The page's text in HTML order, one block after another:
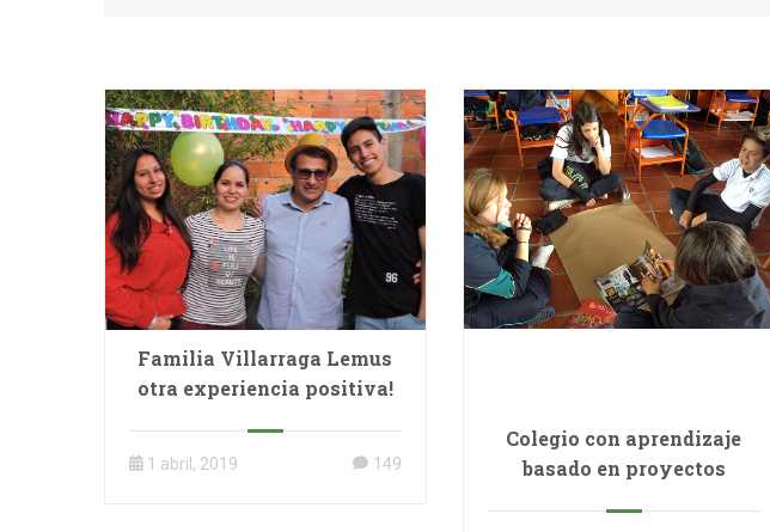
Familia Villarraga Lemus
otra experiencia positiva!
1 abril, 2019 149
Colegio con aprendizaje
basado en proyectos